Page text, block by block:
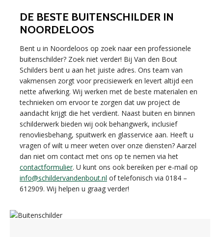
DE BESTE BUITENSCHILDER IN
NOORDELOOS
Bent u in Noordeloos op zoek naar een professionele
buitenschilder? Zoek niet verder! Bij Van den Bout
Schilders bent u aan het juiste adres. Ons team van
vakmensen zorgt voor precisiewerk en levert altijd een
nette afwerking. Wij werken met de beste materialen en
technieken om ervoor te zorgen dat uw project de
aandacht krijgt die het verdient. Naast buiten en binnen
schilderwerk bieden wij ook behangwerk, inclusief
renovliesbehang, spuitwerk en glasservice aan. Heeft u
vragen of wilt u meer weten over onze diensten? Aarzel
dan niet om contact met ons op te nemen via het
contactformulier. U kunt ons ook bereiken per e-mail op
info@schildervandenbout.nl of telefonisch via 0184 –
612909. Wij helpen u graag verder!